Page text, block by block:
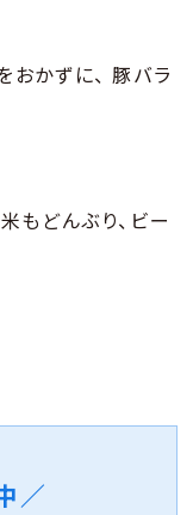
おかずに、 豚バラ
もどんぶり、ビー
／